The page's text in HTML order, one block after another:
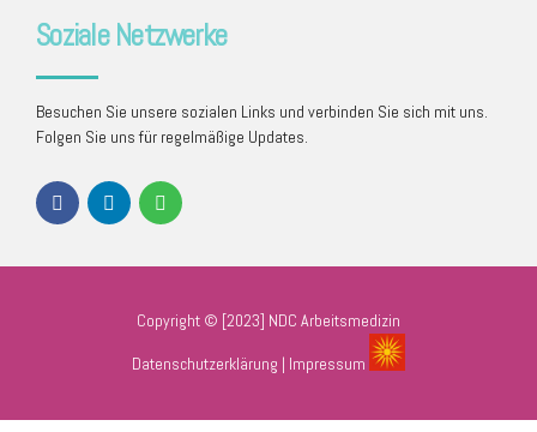
Soziale Netzwerke
Besuchen Sie unsere sozialen Links und verbinden Sie sich mit uns.
Folgen Sie uns für regelmäßige Updates.
Copyright © [2023] NDC Arbeitsmedizin
Datenschutzerklärung | Impressum